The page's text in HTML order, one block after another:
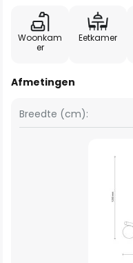
Woonkam
er
Eetkamer
Afmetingen
Breedte (cm):